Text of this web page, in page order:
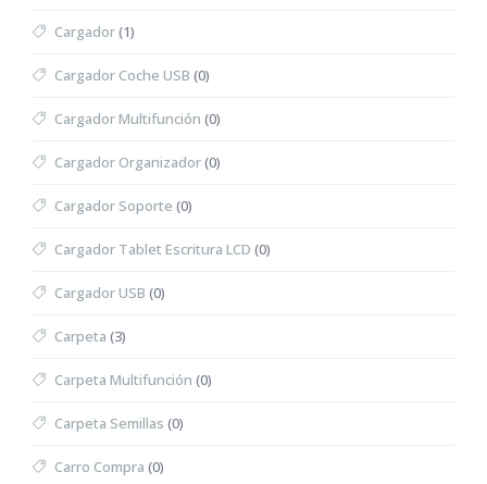
Cargador(1)
Cargador Coche USB (0)
Cargador Multifunción (0)
Cargador Organizador(0)
Cargador Soporte (0)
Cargador Tablet Escritura LCD (0)
Cargador USB (0)
Carpeta (3)
Carpeta Multifunción (0)
Carpeta Semillas (0)
Carro Compra (0)